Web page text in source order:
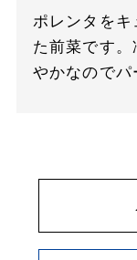
ポレンタを
た前菜です
やかなのでパ